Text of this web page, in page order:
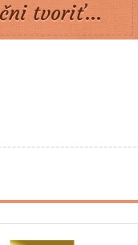
tvoriť...